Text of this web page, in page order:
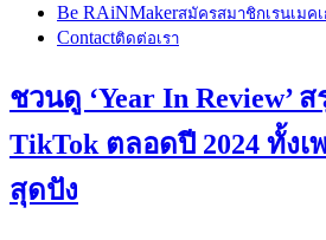
Be RAiNMakerสมัครสมาชิกเรนเมค
Contactติดต่อเรา
ชวนดู ‘Year In Review’
TikTok ตลอดปี 2024 ทั้งเ
สุดปัง